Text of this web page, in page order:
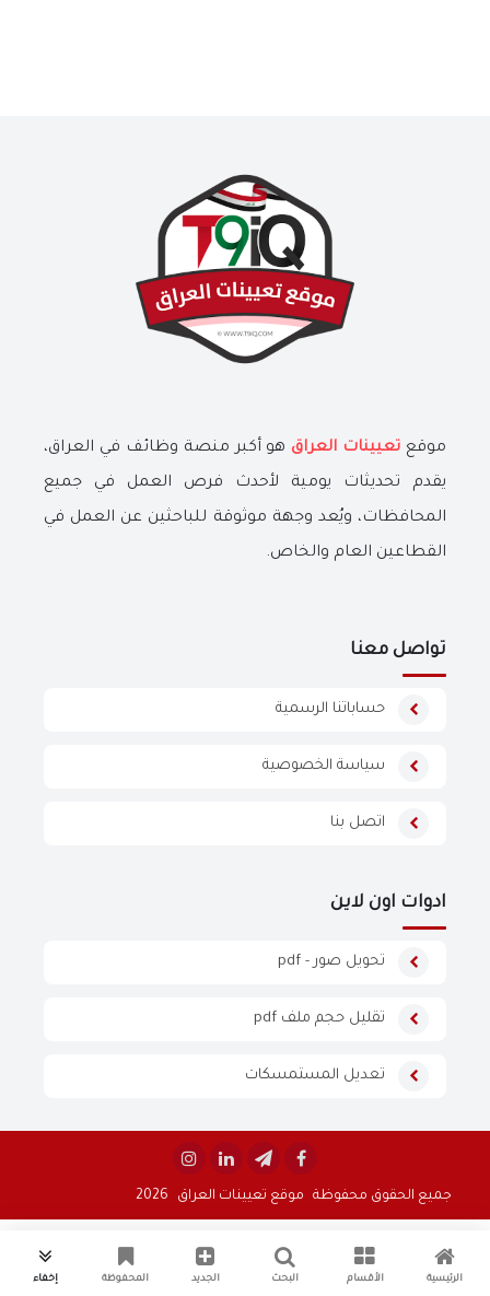
موقع تعيينات العراق هو أكبر منصة وظائف في العراق،
يقدم تحديثات يومية لأحدث فرص العمل في جميع
المحافظات، ويُعد وجهة موثوقة للباحثين عن العمل في
القطاعين العام والخاص.
تواصل معنا
حساباتنا الرسمية
سياسة الخصوصية
اتصل بنا
ادوات اون لاين
تحويل صور - pdf
تقليل حجم ملف pdf
تعديل المستمسكات


جميع الحقوق محفوظة موقع تعيينات العراق 2026
الرئيسية الأقسام البحث الجديد المحفوظة إخفاء